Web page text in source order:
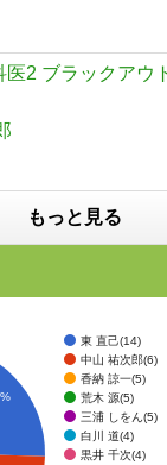
医2 ブラックアウ
もっと見る
東 直己(14)
中山 祐次郎(6)
香納 諒一(5)
荒木 源(5)
三浦 しをん(5)
白川 道(4)
黒井 千次(4)